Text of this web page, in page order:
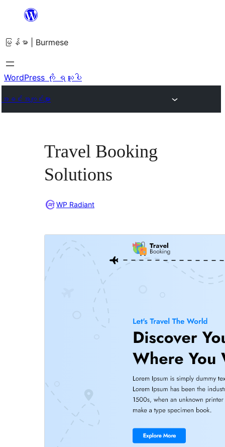
အကြောင်းအရာ
ကျော်သွား
ရန်
မြန်မာ | Burmese
WordPress ကို ရယူပါ
အခင်းအကျင်းများ
Travel Booking
Solutions
WP Radiant